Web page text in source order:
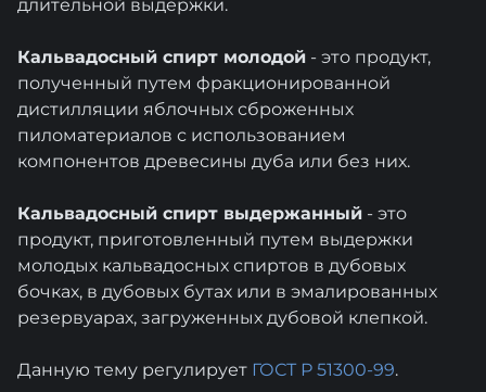
длительной выдержки.
Кальвадосный спирт молодой - это продукт,
полученный путем фракционированной
дистилляции яблочных сброженных
пиломатериалов с использованием
компонентов древесины дуба или без них.
Кальвадосный спирт выдержанный - это
продукт, приготовленный путем выдержки
молодых кальвадосных спиртов в дубовых
бочках, в дубовых бутах или в эмалированных
резервуарах, загруженных дубовой клепкой.
Данную тему регулирует ГОСТ Р 51300-99.